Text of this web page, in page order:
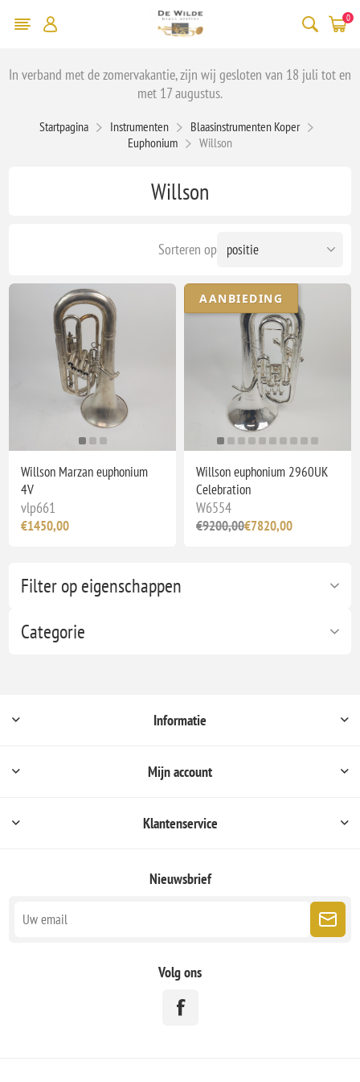
0
In verband met de zomervakantie, zijn wij gesloten van 18 juli tot en
met 17 augustus.
Startpagina Instrumenten
Blaasinstrumenten Koper
Euphonium
Willson
Filter op eigenschappen
Categorie
Willson
Sorteren op
Willson Marzan euphonium
4V
vlp661
€1450,00
AANBIEDING
Willson euphonium 2960UK
Celebration
W6554
€9200,00€7820,00
Informatie
Mijn account
Klantenservice
Nieuwsbrief
Volg ons